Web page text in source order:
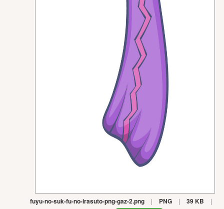
fuyu-no-suk-fu-no-irasuto-png-gaz-2.png | PNG | 39 KB |